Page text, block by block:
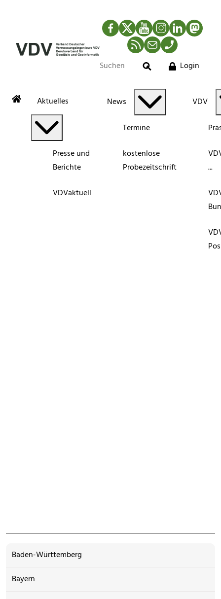
Facebook
TwitterYouTubeInstagram
LinkedIn
RSS-Newsfeed
MailTelefon
Suche
Login
Aktuelles
Presse und
Berichte
VDVaktuell
News
Termine
kostenlose
Probezeitschrift
VDV
...
Baden-Württemberg
Bayern